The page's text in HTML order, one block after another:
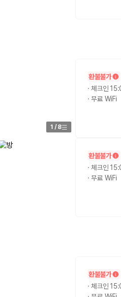
1 / 8
환불불가
·체크인
· 무료 WiFi
환불불가
·체크인
· 무료 WiFi
환불불가
·체크인